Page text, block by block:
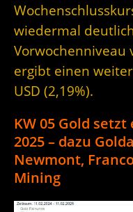
wiedermal
Vorwochenniveau
ergibt einen
USD (2,19%).
KW 05 Gold
2025 – dazu
Newmont,
Mining